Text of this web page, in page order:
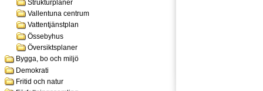
Strukturplaner
Vallentuna centrum
Vattentjänstplan
Össebyhus
Översiktsplaner
Bygga, bo och miljö
Demokrati
Fritid och natur